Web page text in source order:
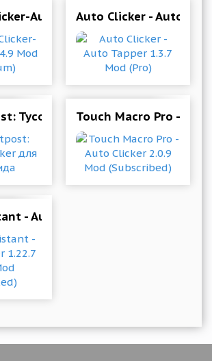
Auto Tap 1.4.9 Mod (Premium)
Auto Clicker - Auto
Tycoon Clicker для андроида
Touch Macro Pro -
- Auto Clicker 1.22.7 b176 Mod